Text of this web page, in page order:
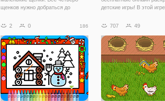
щенков нужно добраться до
щенков к людям. Используйте все
того, чтобы вернуть щенков на
порталы для
детские игры! В этой
которые должны быть
получить большой счет
игры. У
2 0 186 707 49